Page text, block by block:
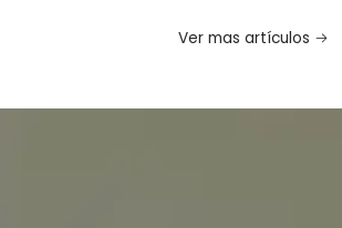
Ver mas artículos